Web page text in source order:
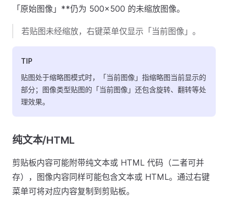
「原始图像」**仍为 500×500 的未缩放图像。
若贴图未经缩放，右键菜单仅显示「当前图像」。
TIP
贴图处于缩略图模式时，「当前图像」指缩略图当前显示的
部分；图像类型贴图的「当前图像」还包含旋转、翻转等处
理效果。
纯文本/HTML
剪贴板内容可能附带纯文本或 HTML 代码（二者可并
存），图像内容同样可能包含文本或 HTML。通过右键
菜单可将对应内容复制到剪贴板。